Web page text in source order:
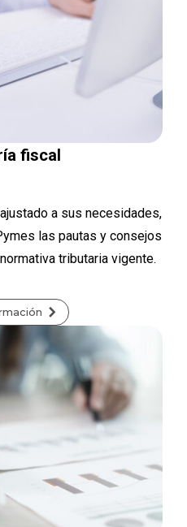
fiscal
a sus necesidades,
las pautas y consejos
tributaria vigente.